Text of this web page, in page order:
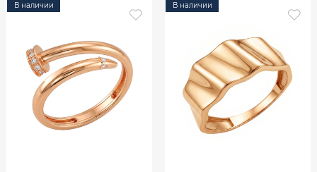
В наличии В наличии